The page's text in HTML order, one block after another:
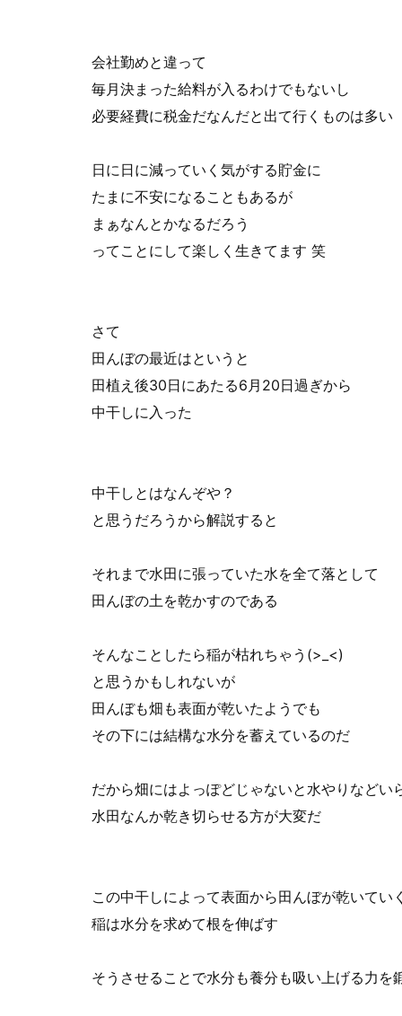
会社勤めと違って
毎月決まった給料が入るわけでもないし
必要経費に税金だなんだと出て行くものは多い
日に日に減っていく気がする貯金に
たまに不安になることもあるが
まぁなんとかなるだろう
ってことにして楽しく生きてます 笑
さて
田んぼの最近はというと
田植え後30日にあたる6月20日過ぎから
中干しに入った
中干しとはなんぞや？
と思うだろうから解説すると
それまで水田に張っていた水を全て落として
田んぼの土を乾かすのである
そんなことしたら稲が枯れちゃう(>_<)
と思うかもしれないが
田んぼも畑も表面が乾いたようでも
その下には結構な水分を蓄えているのだ
だから畑にはよっぽどじゃないと水やりなどい
水田なんか乾き切らせる方が大変だ
この中干しによって表面から田んぼが乾いてい
稲は水分を求めて根を伸ばす
そうさせることで水分も養分も吸い上げる力を